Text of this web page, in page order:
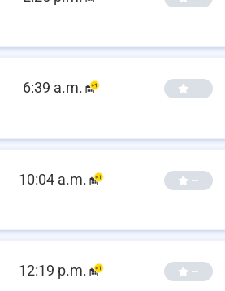
6:39 a.m. --
10:04 a.m. --
12:19 p.m. --